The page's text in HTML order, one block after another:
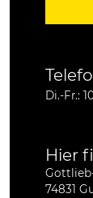
Di.-Fr.:
Hier
74831